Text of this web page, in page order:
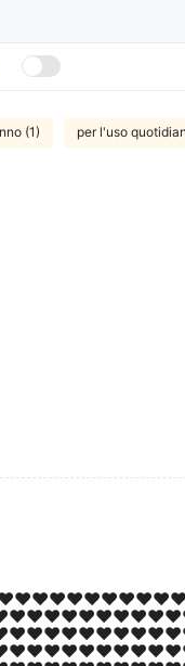
(1) per l'uso